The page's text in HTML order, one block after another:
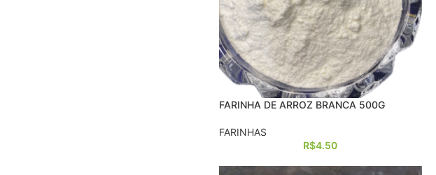
FARINHA DE ARROZ BRANCA 500G
FARINHAS
R$4.50